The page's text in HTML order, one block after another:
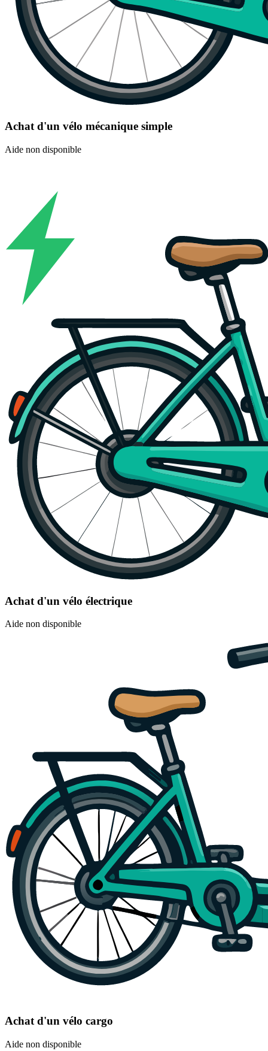
Achat d'un vélo mécanique simple
Aide non disponible
Achat d'un vélo électrique
Aide non disponible
Achat d'un vélo cargo
Aide non disponible